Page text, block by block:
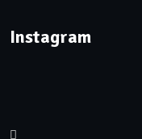
Instagram